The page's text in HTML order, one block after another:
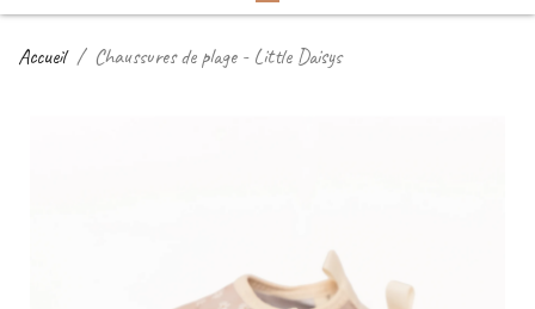
Accueil Chaussures de plage - Little Daisys